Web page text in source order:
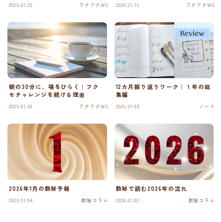
2026.01.22 フクフクWS 2026.01.13 フクフクWS
朝の30分に、場をひらく｜フク
モチャレンジを続ける理由
2026.01.08 フクフクWS
12カ月振り返りワーク｜１年の総
集編
2026.01.05 ノート
2026年1月の数秘予報
2026.01.04 数秘コラム
数秘で読む2026年の流れ
2026.01.03 数秘コラム